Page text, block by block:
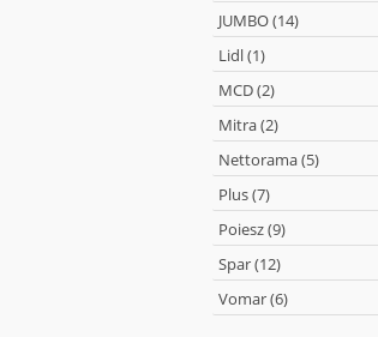
JUMBO (14)
Lidl (1)
MCD (2)
Mitra (2)
Nettorama (5)
Plus (7)
Poiesz (9)
Spar (12)
Vomar (6)